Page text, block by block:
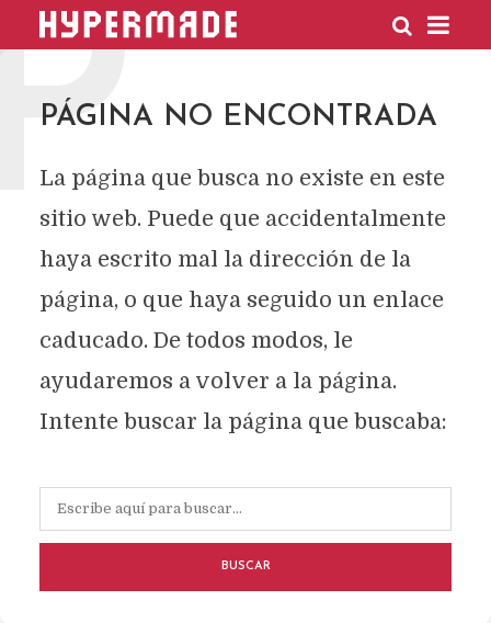
HYPERMADE
PÁGINA NO ENCONTRADA
La página que busca no existe en este
sitio web. Puede que accidentalmente
haya escrito mal la dirección de la
página, o que haya seguido un enlace
caducado. De todos modos, le
ayudaremos a volver a la página.
Intente buscar la página que buscaba:
BUSCAR